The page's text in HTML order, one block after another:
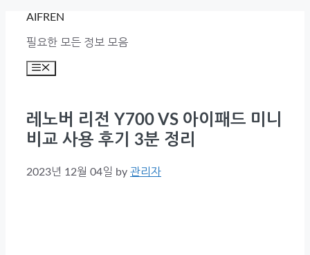
content
AIFREN
필요한 모든 정보 모음
Menu
레노버 리전 Y700 VS 아이패드 미니
비교 사용 후기 3분 정리
2023년 12월 04일 by 관리자